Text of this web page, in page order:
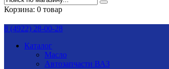
Корзина: 0 товар
8 (4922) 28-00-28
Каталог
Масло
Автозапчасти ВАЗ